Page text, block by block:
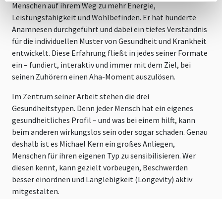
Menschen auf ihrem Weg zu mehr Energie,
Leistungsfähigkeit und Wohlbefinden. Er hat hunderte
Anamnesen durchgeführt und dabei ein tiefes Verständnis
für die individuellen Muster von Gesundheit und Krankheit
entwickelt. Diese Erfahrung fließt in jedes seiner Formate
ein – fundiert, interaktiv und immer mit dem Ziel, bei
seinen Zuhörern einen Aha-Moment auszulösen.
Im Zentrum seiner Arbeit stehen die drei
Gesundheitstypen. Denn jeder Mensch hat ein eigenes
gesundheitliches Profil – und was bei einem hilft, kann
beim anderen wirkungslos sein oder sogar schaden. Genau
deshalb ist es Michael Kern ein großes Anliegen,
Menschen für ihren eigenen Typ zu sensibilisieren. Wer
diesen kennt, kann gezielt vorbeugen, Beschwerden
besser einordnen und Langlebigkeit (Longevity) aktiv
mitgestalten.